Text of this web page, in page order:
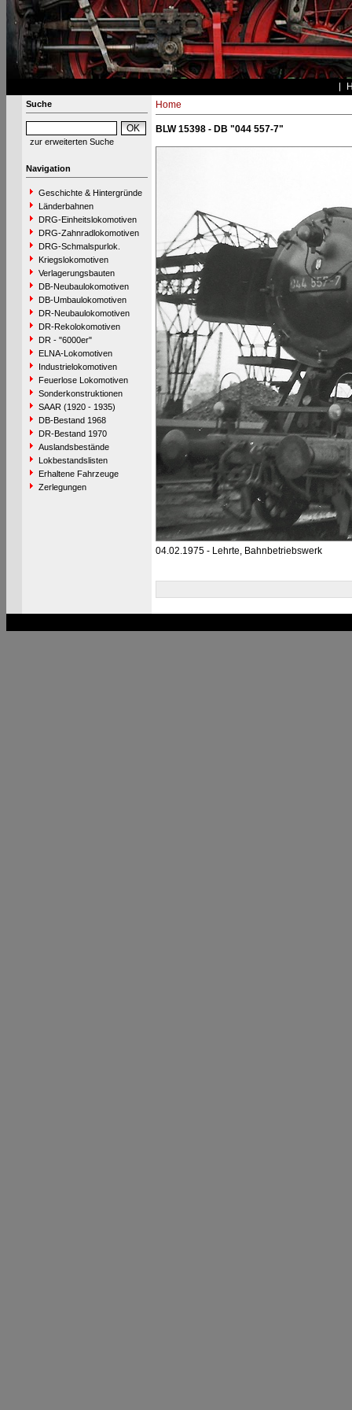
Suche
zur erweiterten Suche
Navigation
Geschichte & Hintergründe
Länderbahnen
DRG-Einheitslokomotiven
DRG-Zahnradlokomotiven
DRG-Schmalspurlok.
Kriegslokomotiven
Verlagerungsbauten
DB-Neubaulokomotiven
DB-Umbaulokomotiven
DR-Neubaulokomotiven
DR-Rekolokomotiven
DR - "6000er"
ELNA-Lokomotiven
Industrielokomotiven
Feuerlose Lokomotiven
Sonderkonstruktionen
SAAR (1920 - 1935)
DB-Bestand 1968
DR-Bestand 1970
Auslandsbestände
Lokbestandslisten
Erhaltene Fahrzeuge
Zerlegungen
Home
BLW 15398 - DB "044 557-7"
04.02.1975 - Lehrte, Bahnbetriebswerk